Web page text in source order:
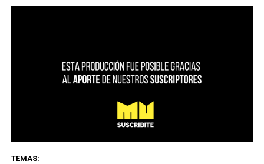
TEMAS: